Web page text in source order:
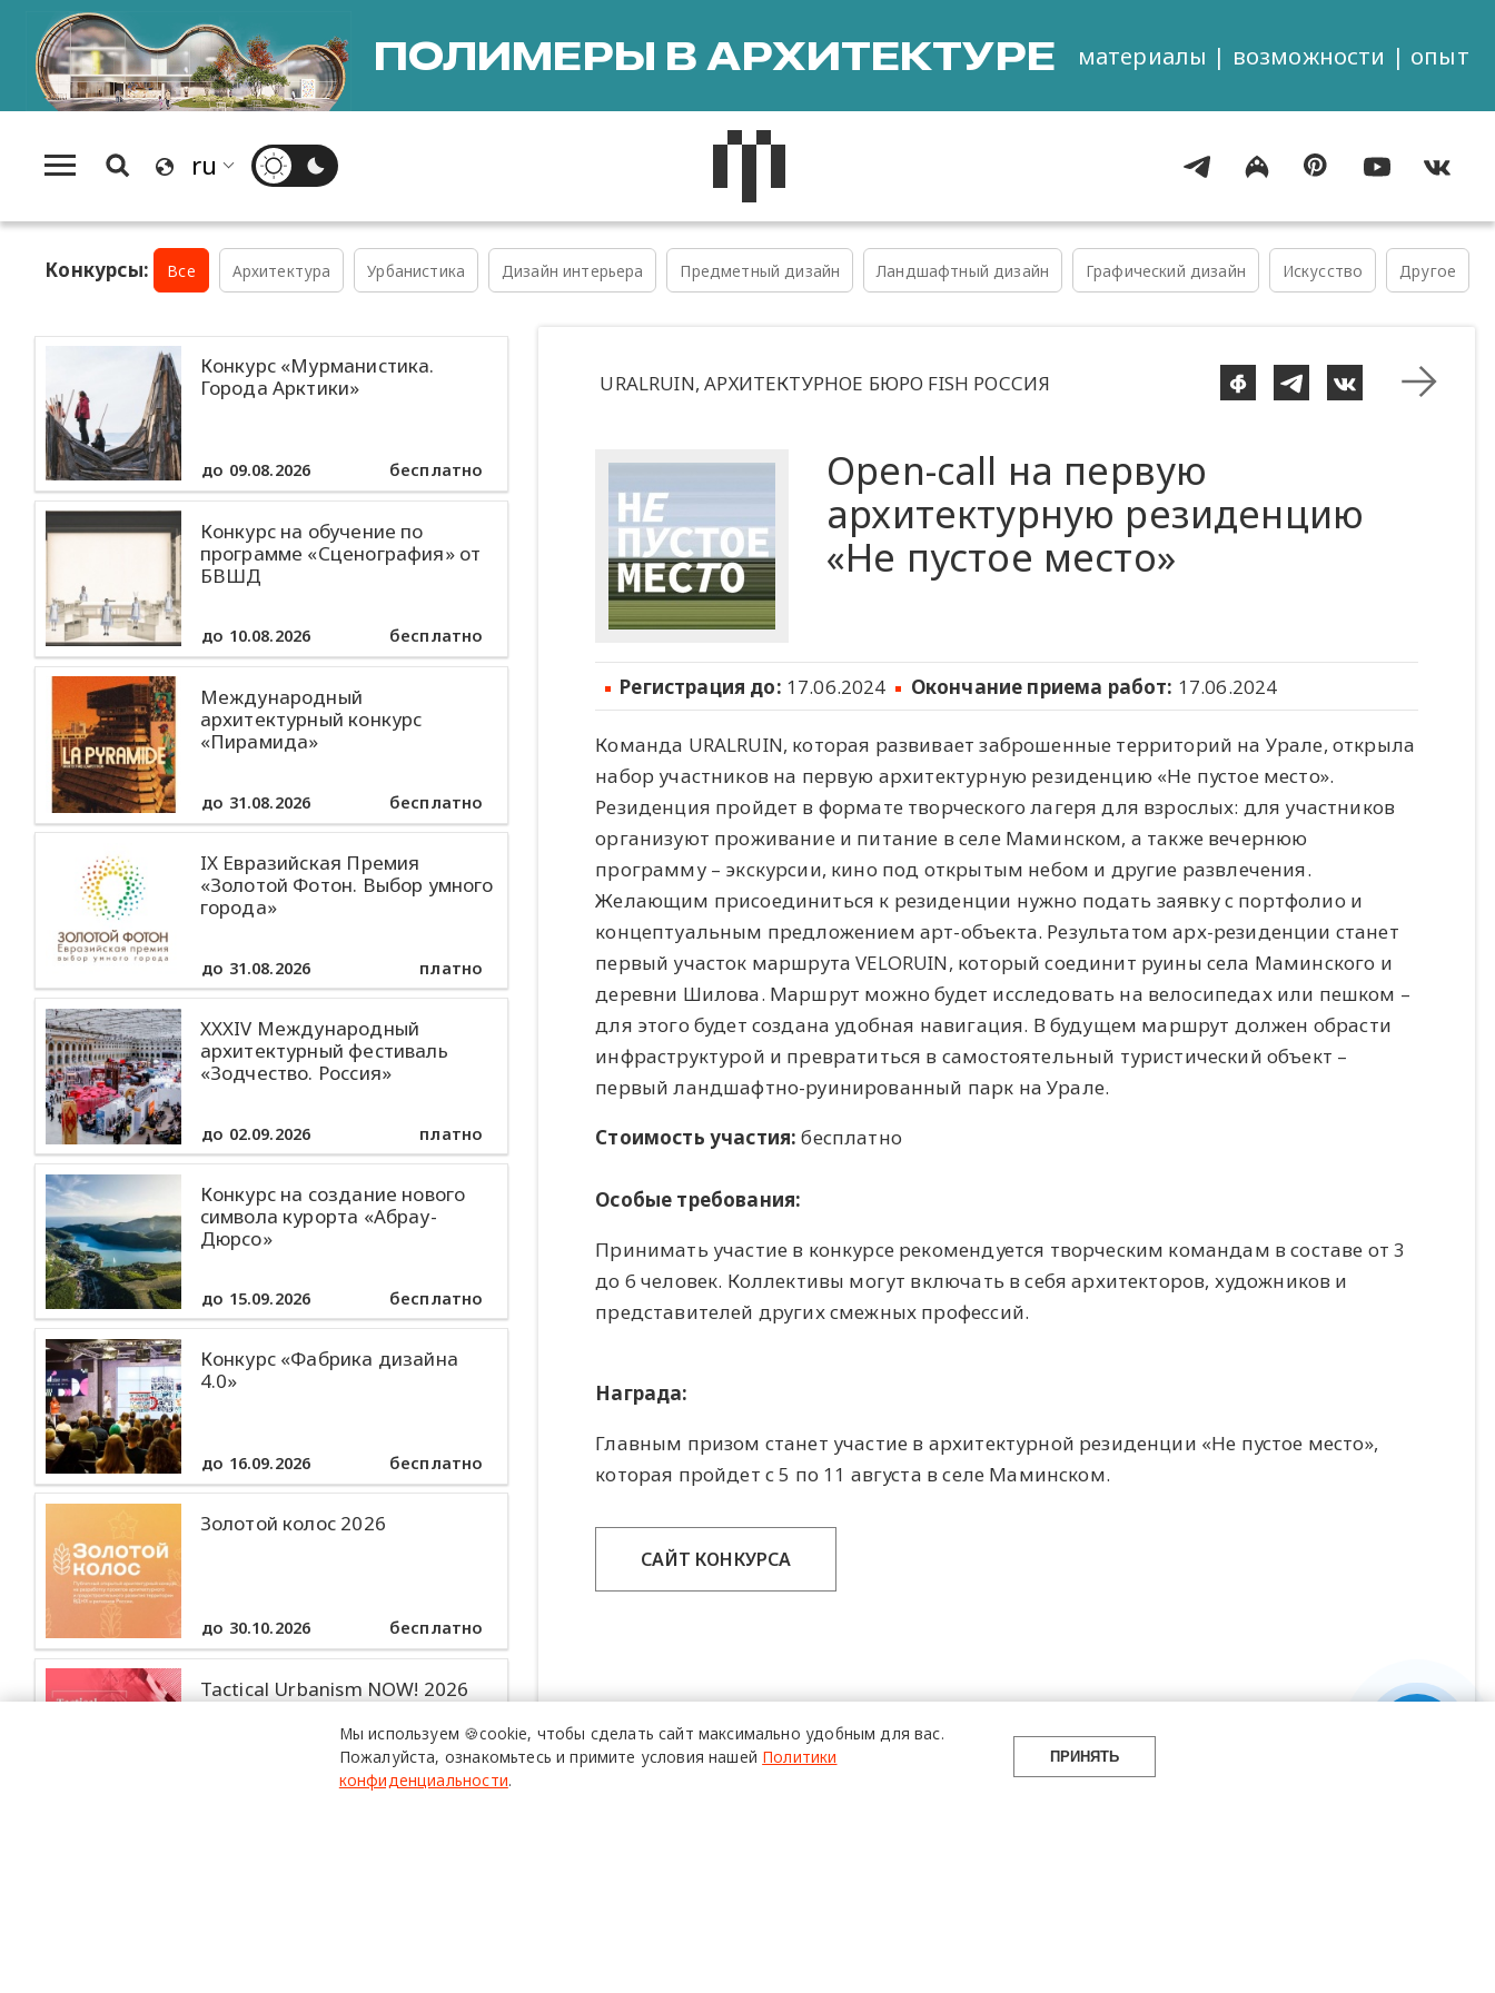
ПОЛИМЕРЫ В АРХИТЕКТУРЕ материалы | возможности | опыт
Конкурсы: Все Архитектура Урбанистика Дизайн интерьера Предметный дизайн Ландшафтный дизайн Графический дизайн Искусство Другое
Конкурс «Мурманистика.
Города Арктики»
до 09.08.2026 бесплатно
Конкурс на обучение по
программе «Сценография» от
БВШД
до 10.08.2026 бесплатно
Международный
архитектурный конкурс
«Пирамида»
до 31.08.2026 бесплатно
IX Евразийская Премия
«Золотой Фотон. Выбор умного
города»
до 31.08.2026 платно
XXXIV Международный
архитектурный фестиваль
«Зодчество. Россия»
до 02.09.2026 платно
Конкурс на создание нового
символа курорта «Абрау-
Дюрсо»
до 15.09.2026 бесплатно
Конкурс «Фабрика дизайна
4.0»
до 16.09.2026 бесплатно
Золотой колос 2026
до 30.10.2026 бесплатно
Tactical Urbanism NOW! 2026
бесплатно
Open-call на первую
архитектурную резиденцию
«Не пустое место»
URALRUIN, АРХИТЕКТУРНОЕ БЮРО FISH РОССИЯ
Регистрация до: 17.06.2024 Окончание приема работ: 17.06.2024
Команда URALRUIN, которая развивает заброшенные территорий на Урале, открыла
набор участников на первую архитектурную резиденцию «Не пустое место».
Резиденция пройдет в формате творческого лагеря для взрослых: для участников
организуют проживание и питание в селе Маминском, а также вечернюю
программу – экскурсии, кино под открытым небом и другие развлечения.
Желающим присоединиться к резиденции нужно подать заявку с портфолио и
концептуальным предложением арт-объекта. Результатом арх-резиденции станет
первый участок маршрута VELORUIN, который соединит руины села Маминского и
деревни Шилова. Маршрут можно будет исследовать на велосипедах или пешком –
для этого будет создана удобная навигация. В будущем маршрут должен обрасти
инфраструктурой и превратиться в самостоятельный туристический объект –
первый ландшафтно-руинированный парк на Урале.
Стоимость участия: бесплатно
Особые требования:
Принимать участие в конкурсе рекомендуется творческим командам в составе от 3
до 6 человек. Коллективы могут включать в себя архитекторов, художников и
представителей других смежных профессий.
Награда:
Главным призом станет участие в архитектурной резиденции «Не пустое место»,
которая пройдет с 5 по 11 августа в селе Маминском.
САЙТ КОНКУРСА
Мы используем 🍪cookie, чтобы сделать сайт максимально удобным для вас.
Пожалуйста, ознакомьтесь и примите условия нашей Политики
конфиденциальности.
ПРИНЯТЬ